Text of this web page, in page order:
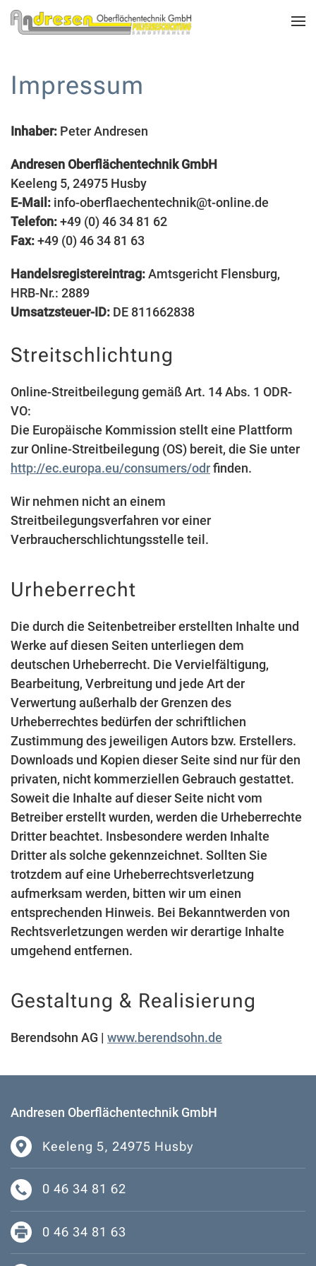
Impressum
Inhaber: Peter Andresen
Andresen Oberflächentechnik GmbH
Keeleng 5, 24975 Husby
E-Mail: info-oberflaechentechnik@t-online.de
Telefon:+49 (0) 46 34 81 62
Fax:+49 (0) 46 34 81 63
Handelsregistereintrag:Amtsgericht Flensburg,
HRB-Nr.: 2889
Umsatzsteuer-ID: DE 811662838
Streitschlichtung
Online-Streitbeilegung gemäß Art. 14 Abs. 1 ODR-
VO:
Die Europäische Kommission stellt eine Plattform
zur Online-Streitbeilegung (OS) bereit, die Sie unter
http://ec.europa.eu/consumers/odrfinden.
Wir nehmen nicht an einem
Streitbeilegungsverfahren vor einer
Verbraucherschlichtungsstelle teil.
Urheberrecht
Die durch die Seitenbetreiber erstellten Inhalte und
Werke auf diesen Seiten unterliegen dem
deutschen Urheberrecht. Die Vervielfältigung,
Bearbeitung, Verbreitung und jede Art der
Verwertung außerhalb der Grenzen des
Urheberrechtes bedürfen der schriftlichen
Zustimmung des jeweiligen Autors bzw. Erstellers.
Downloads und Kopien dieser Seite sind nur für den
privaten, nicht kommerziellen Gebrauch gestattet.
Soweit die Inhalte auf dieser Seite nicht vom
Betreiber erstellt wurden, werden die Urheberrechte
Dritter beachtet. Insbesondere werden Inhalte
Dritter als solche gekennzeichnet. Sollten Sie
trotzdem auf eine Urheberrechtsverletzung
aufmerksam werden, bitten wir um einen
entsprechenden Hinweis. Bei Bekanntwerden von
Rechtsverletzungen werden wir derartige Inhalte
umgehend entfernen.
Gestaltung & Realisierung
Berendsohn AG | www.berendsohn.de
Andresen Oberflächentechnik GmbH
Keeleng 5, 24975 Husby
0 46 34 81 62
0 46 34 81 63